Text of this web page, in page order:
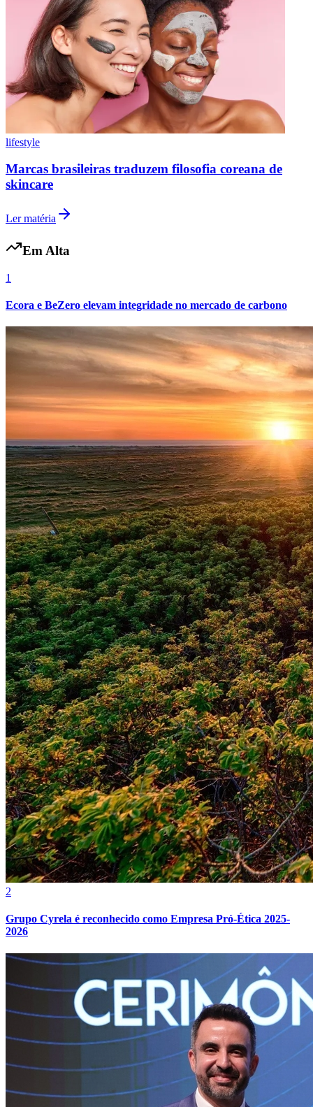
Internacional
Atlético-MG
Cruzeiro
lifestyle
Marcas brasileiras traduzem filosofia coreana de
skincare
Ler matéria
Em Alta
1
Ecora e BeZero elevam integridade no mercado de carbono
2
Grupo Cyrela é reconhecido como Empresa Pró-Ética 2025-
2026